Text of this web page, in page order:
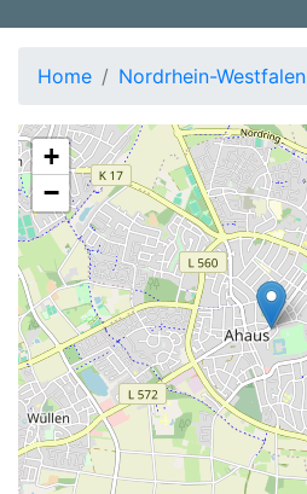
Home Nordrhein-Westfalen
+
−